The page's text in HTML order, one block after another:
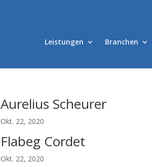
Leistungen Branchen
Aurelius Scheurer
Okt. 22, 2020
Flabeg Cordet
Okt. 22, 2020